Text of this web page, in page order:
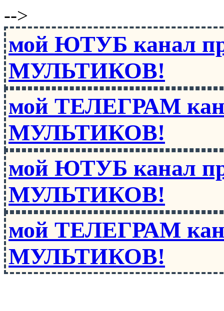
-->
мой ЮТУБ канал
МУЛЬТИКОВ!
мой ТЕЛЕГРАМ
МУЛЬТИКОВ!
мой ЮТУБ канал
МУЛЬТИКОВ!
мой ТЕЛЕГРАМ
МУЛЬТИКОВ!